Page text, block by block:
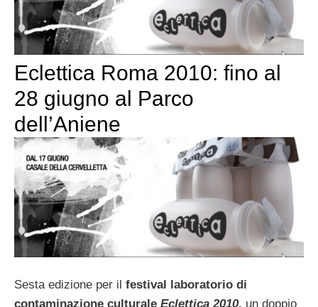
Eclettica Roma 2010: fino al
28 giugno al Parco
dell’Aniene
Sesta edizione per il festival laboratorio di
contaminazione culturale Eclettica 2010, un doppio